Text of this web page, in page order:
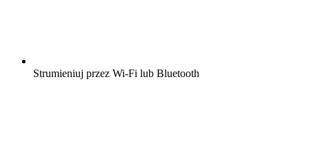
Strumieniuj przez Wi-Fi lub Bluetooth